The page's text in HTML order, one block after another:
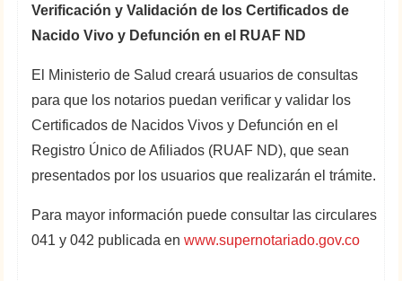
Verificación y Validación de los Certificados de
Nacido Vivo y Defunción en el RUAF ND
El Ministerio de Salud creará usuarios de consultas
para que los notarios puedan verificar y validar los
Certificados de Nacidos Vivos y Defunción en el
Registro Único de Afiliados (RUAF ND), que sean
presentados por los usuarios que realizarán el trámite.
Para mayor información puede consultar las circulares
041 y 042 publicada enwww.supernotariado.gov.co